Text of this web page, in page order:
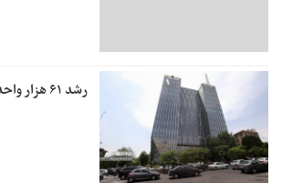
رشد ۶۱ هزار واحدی شاخص بورس